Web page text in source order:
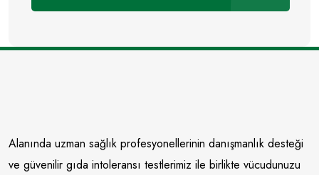
Alanında uzman sağlık profesyonellerinin danışmanlık desteği
ve güvenilir gıda intoleransı testlerimiz ile birlikte vücudunuzu